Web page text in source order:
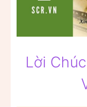
Lời